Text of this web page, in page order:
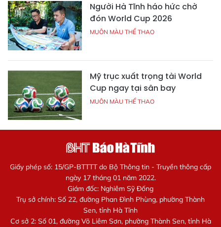
Người Hà Tĩnh háo hức chờ
đón World Cup 2026
MUÔN MÀU THỂ THAO
Mỹ trục xuất trọng tài World
Cup ngay tại sân bay
MUÔN MÀU THỂ THAO
Giấy phép số: 15/GP-BTTTT do Bộ Thông tin - Truyền thông cấp
ngày 17 tháng 01 năm 2022.
Giám đốc: Nghiêm Sỹ Đống
Trụ sở chính: Số 22, đường Phan Đình Phùng, phường Thành
Sen, tỉnh Hà Tĩnh
Cơ sở 2: Số 01, đường Võ Liêm Sơn, phường Thành Sen, tỉnh Hà